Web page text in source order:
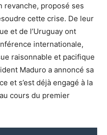
revanche, proposé ses
cette crise. De leur
et de l’Uruguay ont
internationale,
raisonnable et pacifique
Maduro a annoncé sa
et s’est déjà engagé à la
cours du premier